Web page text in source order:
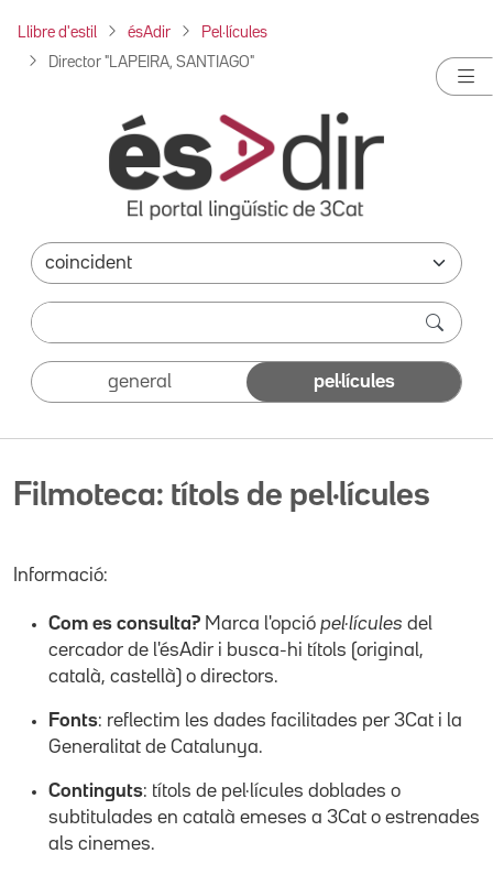
Llibre d'estil ésAdir Pel·lícules
Director "LAPEIRA, SANTIAGO"
general pel·lícules
Filmoteca: títols de pel·lícules
Informació:
Com es consulta? Marca l'opció pel·lícules del
cercador de l'ésAdir i busca-hi títols (original,
català, castellà) o directors.
Fonts: reflectim les dades facilitades per 3Cat i la
Generalitat de Catalunya.
Continguts: títols de pel·lícules doblades o
subtitulades en català emeses a 3Cat o estrenades
als cinemes.